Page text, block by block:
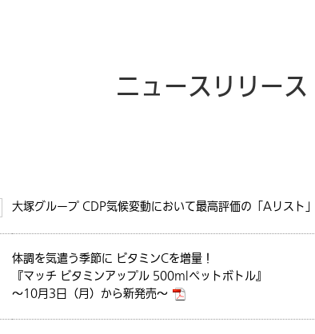
ニュースリリース
大塚グループ CDP気候変動において最高評価の「Aリスト
体調を気遣う季節に ビタミンCを増量！
『マッチ ビタミンアップル 500mlペットボトル』
～10月3日（月）から新発売～